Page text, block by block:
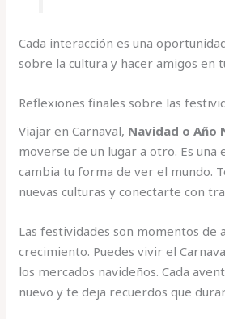
Cada interacción es una
sobre la cultura y hacer amigos en
Reflexiones finales sobre las
Viajar en Carnaval, Navidad o Año
moverse de un lugar a otro. Es una
cambia tu forma de ver el mundo.
nuevas culturas y conectarte con
Las festividades son momentos de
crecimiento. Puedes vivir el
los mercados navideños. Cada
nuevo y te deja recuerdos que